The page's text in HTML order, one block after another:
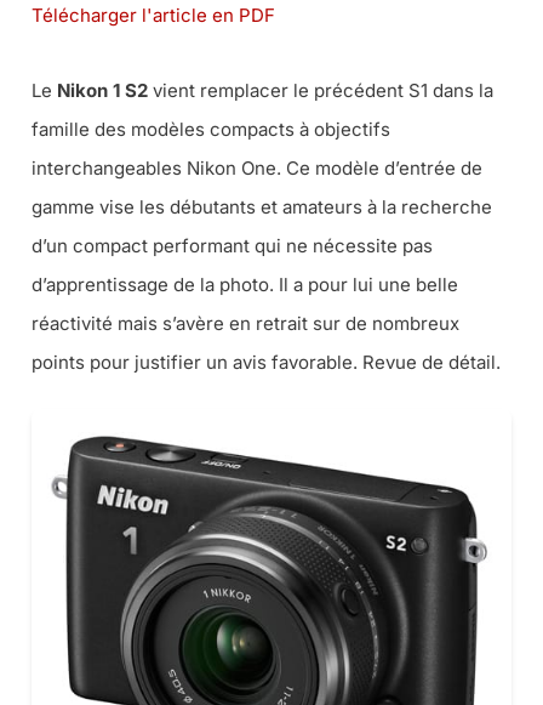
Télécharger l'article en PDF
Le Nikon 1 S2 vient remplacer le précédent S1 dans la
famille des modèles compacts à objectifs
interchangeables Nikon One. Ce modèle d’entrée de
gamme vise les débutants et amateurs à la recherche
d’un compact performant qui ne nécessite pas
d’apprentissage de la photo. Il a pour lui une belle
réactivité mais s’avère en retrait sur de nombreux
points pour justifier un avis favorable. Revue de détail.